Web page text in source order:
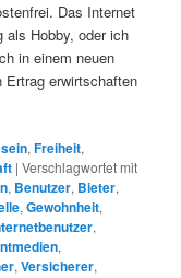
Das Internet
als Hobby, oder ich
in einem neuen
erwirtschaften
,Freiheit,
|Verschlagwortet mit
, Benutzer, Bieter,
,Gewohnheit,
,
,
,Versicherer,